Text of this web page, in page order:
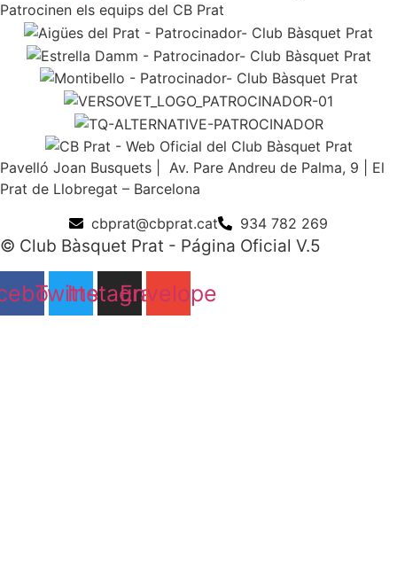
Patrocinen els equips del CB Prat
Pavelló Joan Busquets | Av. Pare Andreu de Palma, 9 | El
Prat de Llobregat – Barcelona
cbprat@cbprat.cat
934 782 269
© Club Bàsquet Prat - Página Oficial V.5
Twitter
Instagram
Envelope